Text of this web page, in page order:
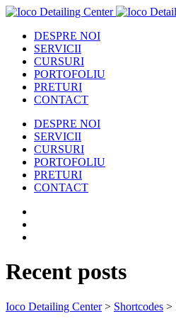
DESPRE NOI
SERVICII
CURSURI
PORTOFOLIU
PRETURI
CONTACT
DESPRE NOI
SERVICII
CURSURI
PORTOFOLIU
PRETURI
CONTACT
Recent posts
Ioco Detailing Center> Shortcodes >